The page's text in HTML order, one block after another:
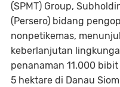
(SPMT) Group,
(Persero) bidang
nonpetikemas,
keberlanjutan
penanaman 11.000
5 hektare di Danau